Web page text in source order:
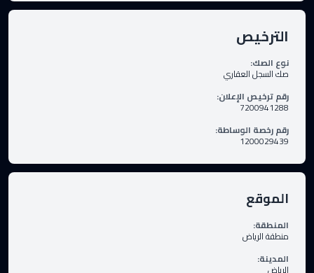
الترخيص
نوع الصك:
صك السجل العقاري
رقم ترخيص الإعلان:
7200941288
رقم رخصة الوساطة:
1200029439
الموقع
المنطقة:
منطقة الرياض
المدينة: